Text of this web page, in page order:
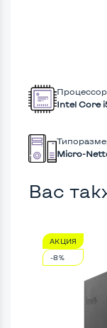
Процессор
Intel Core
Micro-
Вас
АКЦИЯ
-8%